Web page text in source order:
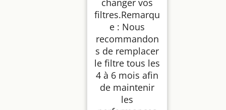
filtres.Remarqu
e : Nous
recommandon
s de remplacer
le filtre tous les
4 à 6 mois afin
de maintenir
les